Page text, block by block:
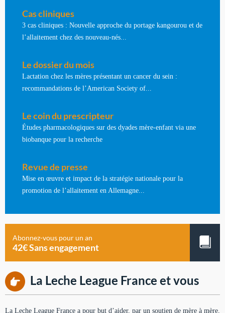
Cas cliniques
3 cas cliniques : Nouvelle approche du portage kangourou et de
l’allaitement chez des nouveau-nés...
Le dossier du mois
Lactation chez les mères présentant un cancer du sein :
recommandations de l’American Society of...
Le coin du prescripteur
Études pharmacologiques sur des dyades mère-enfant via une
biobanque pour la recherche
Revue de presse
Mise en œuvre et impact de la stratégie nationale pour la
promotion de l’allaitement en Allemagne...
Abonnez-vous pour un an
42€ Sans engagement
La Leche League France et vous
La Leche League France a pour but d’aider, par un soutien de mère à mère,